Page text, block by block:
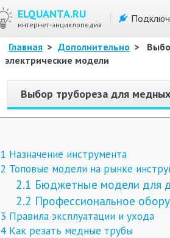
ELQUANTA.RU
интернет-энциклопедия
Главная > Дополнительно >
электрические модели
Выбор трубореза для
1 Назначение инструмента
2 Топовые модели на рынке
2.1 Бюджетные модели для
2.2 Профессиональное
3 Правила эксплуатации и ухода
4 Как резать медные трубы